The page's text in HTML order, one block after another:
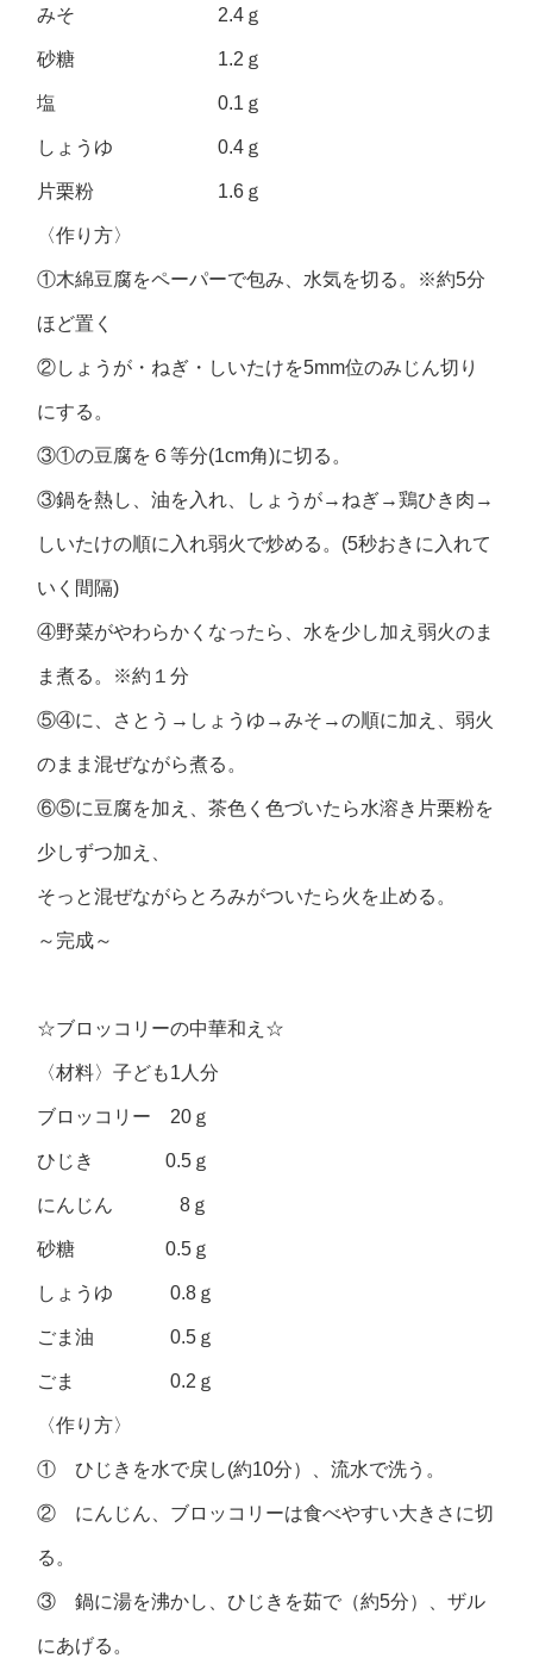
みそ 2.4ｇ
砂糖 1.2ｇ
塩 0.1ｇ
しょうゆ 0.4ｇ
片栗粉 1.6ｇ
〈作り方〉
①木綿豆腐をペーパーで包み、水気を切る。※約5分
ほど置く
②しょうが・ねぎ・しいたけを5mm位のみじん切り
にする。
③①の豆腐を６等分(1cm角)に切る。
③鍋を熱し、油を入れ、しょうが→ねぎ→鶏ひき肉→
しいたけの順に入れ弱火で炒める。(5秒おきに入れて
いく間隔)
④野菜がやわらかくなったら、水を少し加え弱火のま
ま煮る。※約１分
⑤④に、さとう→しょうゆ→みそ→の順に加え、弱火
のまま混ぜながら煮る。
⑥⑤に豆腐を加え、茶色く色づいたら水溶き片栗粉を
少しずつ加え、
そっと混ぜながらとろみがついたら火を止める。
～完成～
☆ブロッコリーの中華和え☆
〈材料〉子ども1人分
ブロッコリー 20ｇ
ひじき 0.5ｇ
にんじん 8ｇ
砂糖 0.5ｇ
しょうゆ 0.8ｇ
ごま油 0.5ｇ
ごま 0.2ｇ
〈作り方〉
① ひじきを水で戻し(約10分）、流水で洗う。
② にんじん、ブロッコリーは食べやすい大きさに切
る。
③ 鍋に湯を沸かし、ひじきを茹で（約5分）、ザル
にあげる。